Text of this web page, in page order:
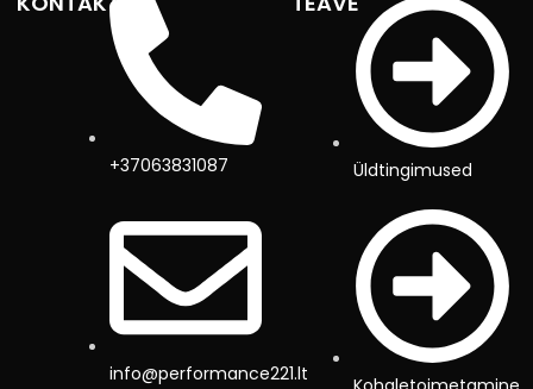
+37063831087
info@performance221.lt
Üldtingimused